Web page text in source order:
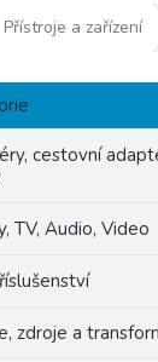
Přístroje a zařízení
cestovní
TV, Audio, Video
zdroje a